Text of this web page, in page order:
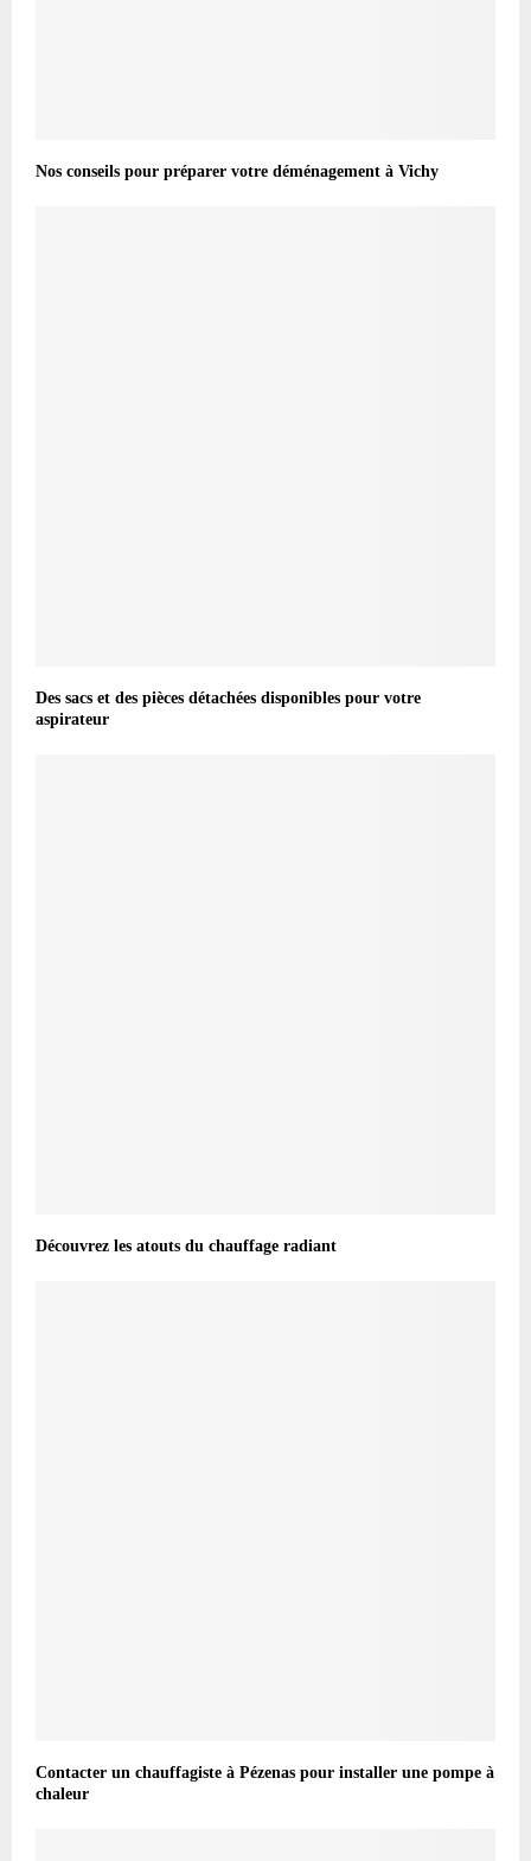
Nos conseils pour préparer votre déménagement à Vichy
Des sacs et des pièces détachées disponibles pour votre
aspirateur
Découvrez les atouts du chauffage radiant
Contacter un chauffagiste à Pézenas pour installer une pompe à
chaleur